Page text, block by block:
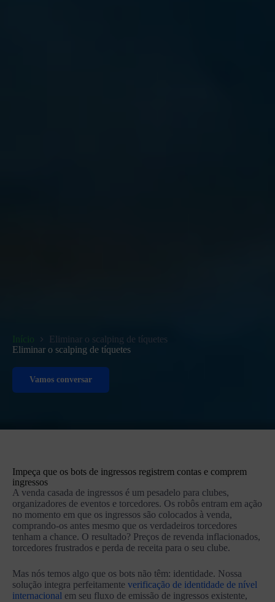
Início
Eliminar o scalping de tíquetes
Eliminar o scalping de tíquetes
Vamos conversar
Impeça que os bots de ingressos registrem contas e comprem
ingressos
A venda casada de ingressos é um pesadelo para clubes,
organizadores de eventos e torcedores. Os robôs entram em ação
no momento em que os ingressos são colocados à venda,
comprando-os antes mesmo que os verdadeiros torcedores
tenham a chance. O resultado? Preços de revenda inflacionados,
torcedores frustrados e perda de receita para o seu clube.
Mas nós temos algo que os bots não têm: identidade. Nossa
solução integra perfeitamente verificação de identidade de nível
internacional em seu fluxo de emissão de ingressos existente,